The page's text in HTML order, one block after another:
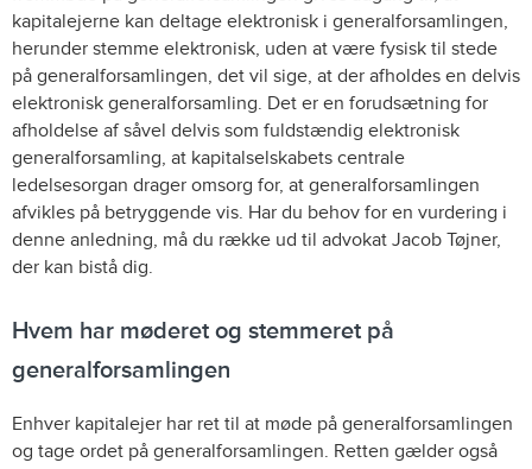
kapitalejerne kan deltage elektronisk i generalforsamlingen,
herunder stemme elektronisk, uden at være fysisk til stede
på generalforsamlingen, det vil sige, at der afholdes en delvis
elektronisk generalforsamling. Det er en forudsætning for
afholdelse af såvel delvis som fuldstændig elektronisk
generalforsamling, at kapitalselskabets centrale
ledelsesorgan drager omsorg for, at generalforsamlingen
afvikles på betryggende vis. Har du behov for en vurdering i
denne anledning, må du række ud til advokat Jacob Tøjner,
der kan bistå dig.
Hvem har møderet og stemmeret på
generalforsamlingen
Enhver kapitalejer har ret til at møde på generalforsamlingen
og tage ordet på generalforsamlingen. Retten gælder også